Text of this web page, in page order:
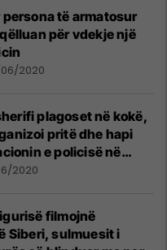
të armatosur
për vdekje një
2020
plagoset në kokë,
pritë dhe hapi
e policisë në
të arratiset
2020
filmojnë
Siberi, sulmuesit i